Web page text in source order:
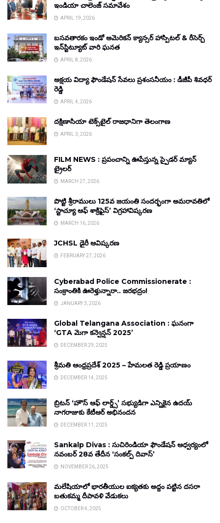
ఇండియా చాలెంజ్ సమావేశం
APRIL 19, 2026
బసవతారకం ఇండో అమెరికన్ క్యాన్సర్ హాస్పిటల్ & రీసెర్చ్
ఇన్‌స్టిట్యూట్ వారి ఘనత
APRIL 8, 2026
అక్షయ విద్యా ఫౌండేషన్ సేవలు ప్రశంసనీయం : డీజీపీ శివధర్
రెడ్డి
APRIL 4, 2026
దక్షిణాసియా టెక్స్‌టైల్ రాజధానిగా తెలంగాణ
APRIL 3, 2026
FILM NEWS : ప్రపంచాన్ని ఊపేస్తున్న స్పైడర్ మ్యాన్
ట్రైలర్
MARCH 27, 2026
పొట్టి శ్రీరాములు 125వ జయంతి సందర్భంగా అమరావతిలో
‘స్టాచ్యూ ఆఫ్ శాక్రిఫైస్’ విగ్రహావిష్కరణ
MARCH 16, 2026
JCHSL డైరీ ఆవిష్కరణ
FEBRUARY 27, 2026
Cyberabad Police Commissionerate :
సంక్రాంతికి ఊరెళ్తున్నారా.. జరభద్రం!
JANUARY 3, 2026
Global Telangana Association : ఘనంగా
‘GTA మెగా కన్వెన్షన్ 2025’
DECEMBER 29, 2025
శ్రీమతి ఆంధ్రప్రదేశ్ 2025 – హేమలత రెడ్డి ప్రయాణం
DECEMBER 14, 2025
బ్రిటన్ ‘హౌస్ ఆఫ్ లార్డ్స్’ సభ్యుడిగా ఎన్నికైన ఉదయ్
నాగరాజుకు కేటీఆర్ అభినందన
DECEMBER 11, 2025
Sankalp Divas : సుచిరిండియా ఫౌండేషన్ ఆధ్వర్యంలో
నవంబర్ 28వ తేదీన ‘సంకల్ప్ దివాస్’
NOVEMBER 26, 2025
మలేషియాలో భారతీయుల ఐక్యతకు అద్దం పట్టిన దసరా
బతుకమ్మ దీపావళి వేడుకలు
OCTOBER 4, 2025